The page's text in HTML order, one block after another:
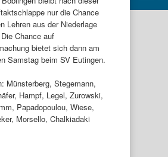
nur die Chance
Lehren aus der Niederlage
Chance auf
bietet sich dann am
Samstag beim SV Eutingen.
Münsterberg, Stegemann,
Hampf, Legel, Zurowski,
Papadopoulou, Wiese,
Morsello, Chalkiadaki